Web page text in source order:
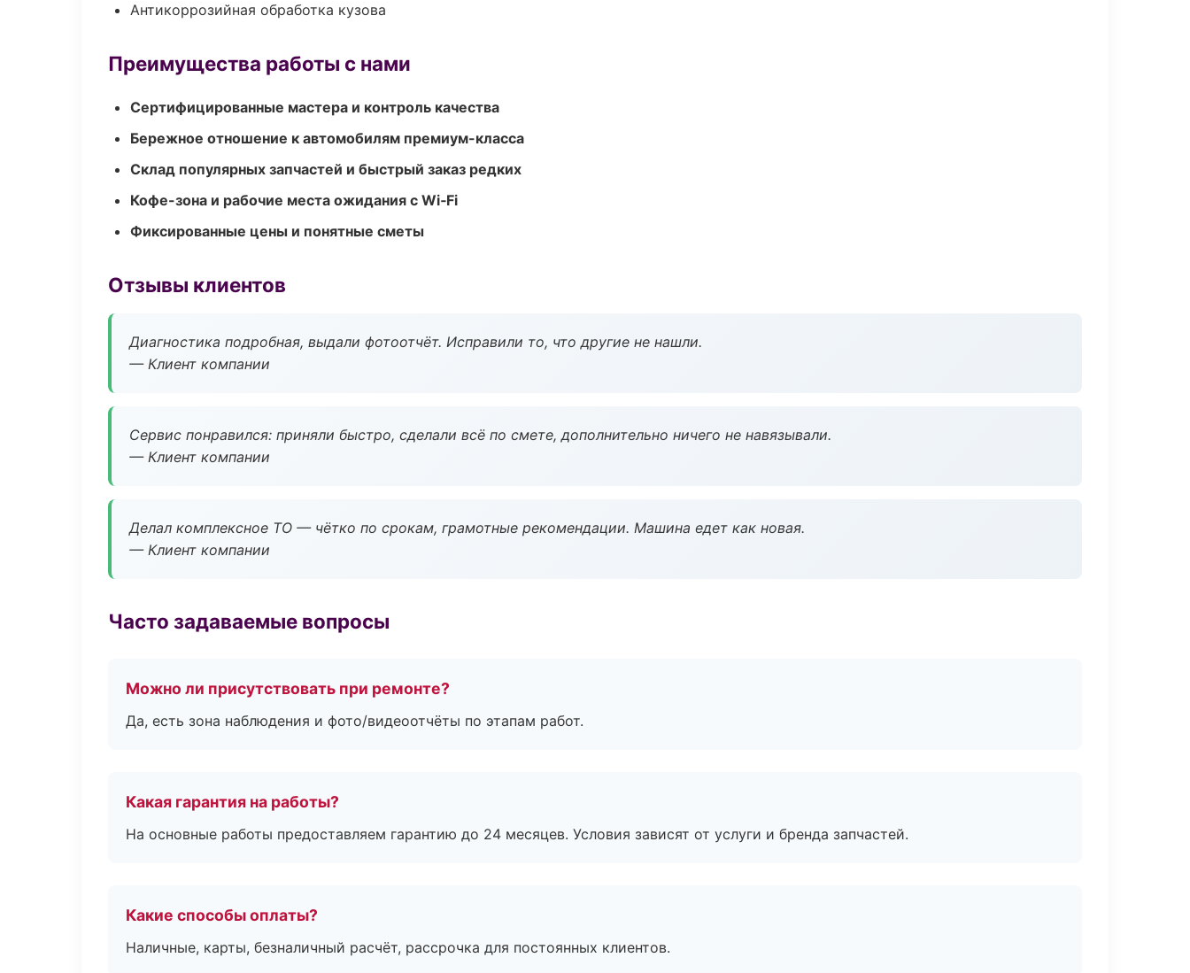
Антикоррозийная обработка кузова
Преимущества работы с нами
Сертифицированные мастера и контроль качества
Бережное отношение к автомобилям премиум-класса
Склад популярных запчастей и быстрый заказ редких
Кофе-зона и рабочие места ожидания с Wi‑Fi
Фиксированные цены и понятные сметы
Отзывы клиентов
Диагностика подробная, выдали фотоотчёт. Исправили то, что другие не нашли.
— Клиент компании
Сервис понравился: приняли быстро, сделали всё по смете, дополнительно ничего не навязывали.
— Клиент компании
Делал комплексное ТО — чётко по срокам, грамотные рекомендации. Машина едет как новая.
— Клиент компании
Часто задаваемые вопросы
Можно ли присутствовать при ремонте?
Да, есть зона наблюдения и фото/видеоотчёты по этапам работ.
Какая гарантия на работы?
На основные работы предоставляем гарантию до 24 месяцев. Условия зависят от услуги и бренда запчастей.
Какие способы оплаты?
Наличные, карты, безналичный расчёт, рассрочка для постоянных клиентов.